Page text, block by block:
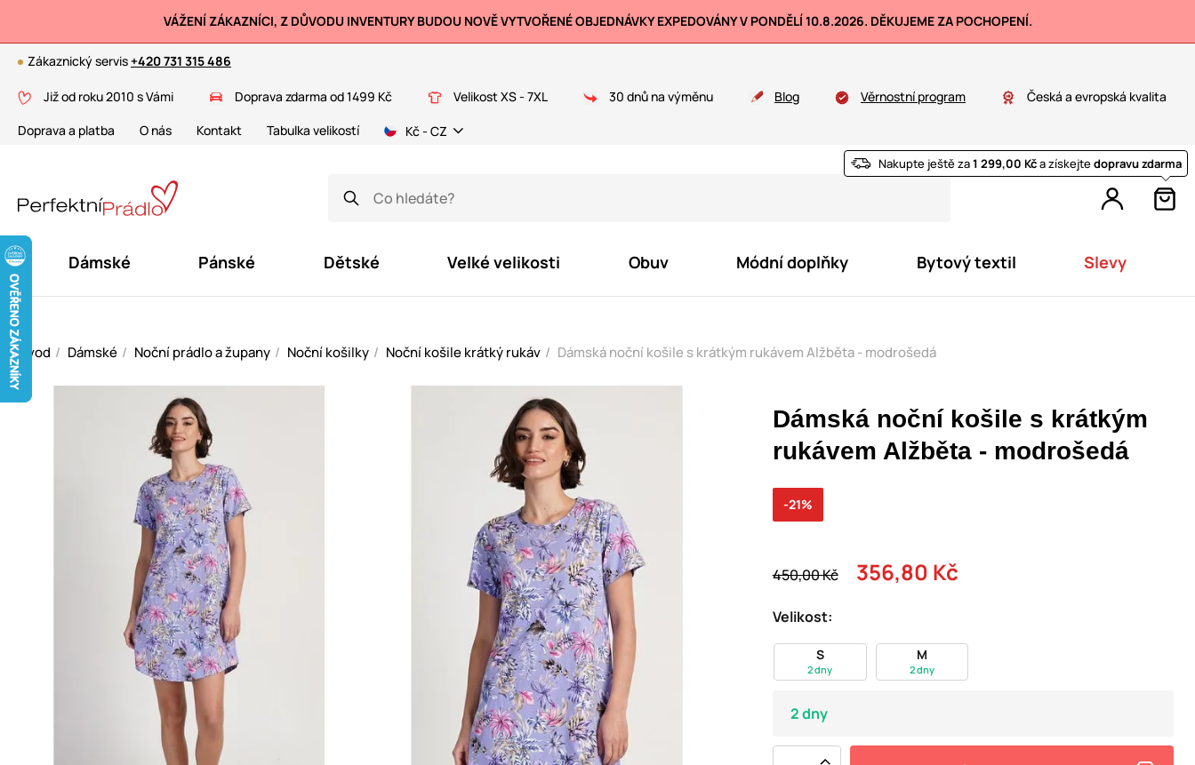
VÁŽENÍ ZÁKAZNÍCI, Z DŮVODU INVENTURY BUDOU NOVĚ VYTVOŘENÉ OBJEDNÁVKY EXPEDOVÁNY V PONDĚLÍ 10.8.2026. DĚKUJEME ZA POCHOPENÍ.
Zákaznický servis+420 731 315 486
Již od roku 2010 s Vámi Doprava zdarma od 1499 Kč Velikost XS - 7XL 30 dnů na výměnu Blog Věrnostní program
Česká a evropská kvalita
Doprava a platba
O nás Kontakt Tabulka velikostí Kč - CZ
Nakupte ještě za1 299,00 Kča získejtedopravu zdarma
Dámské Pánské Dětské Velké velikosti Obuv Módní doplňky Bytový textil Slevy
Úvod Dámské Noční prádlo a župany Noční košilky Noční košile krátký rukáv Dámská noční košile s krátkým rukávem Alžběta - modrošedá
Dámská noční košile s krátkým
rukávem Alžběta - modrošedá
450,00 Kč 356,80 Kč
-21%
Velikost:
S
2 dny
M
2 dny
2 dny